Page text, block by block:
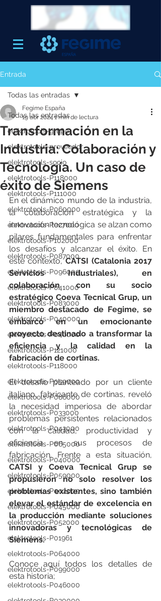
Entrada
Todas las entradas
elektrotools-grupo
elektrotools-proveedor
elektrotools-socio
elektrotools-P118000
elektrotools-P111000
elektrotools-P060000
elektrotools-P027000
elektrotools-P102000
elektrotools-P087000
elektrotools-P096000
elektrotools-P041000
elektrotools-P083000
elektrotools-P040000
elektrotools-P046000
elektrotools-P121000
elektrotools-P118000
elektrotools-P059000
elektrotools-P086000
elektrotools-P033000
elektrotools-P043000
elektrotools-P065000
elektrotools-P040000
elektrotools-P059000
elektrotools-P002000
elektrotools-P045000
elektrotools-P052000
elektrotools-P01961
elektrotools-P064000
elektrotools-P099000
elektrotools-P046000
Todas las entradas
Transformación en la
Industria: Colaboración y
Tecnología. Un caso de
éxito de Siemens
Fegime España
19 abr 2024 1 min de lectura
En el dinámico mundo de la industria,
la colaboración estratégica y la
innovación tecnológica se alzan como
pilares fundamentales para enfrentar
los desafíos y alcanzar el éxito. En
este contexto, CATSI (Catalonia 2017
Servicios Industriales), en
colaboración con su socio
estratégico Coeva Tecnical Grup, un
miembro destacado de Fegime, se
embarcó en un emocionante
proyecto destinado a transformar la
eficiencia y la calidad en la
fabricación de cortinas.
El desafío planteado por un cliente
italiano, fabricante de cortinas, reveló
la necesidad imperiosa de abordar
problemas persistentes relacionados
con la calidad, productividad y
eficiencia en sus procesos de
CATSI y Coeva Tecnical Grup se
propusieron no solo resolver los
problemas existentes, sino también
elevar el estándar de excelencia en
la producción mediante soluciones
innovadoras y tecnológicas de
Siemens.
Conoce aquí todos los detalles de
esta historia;